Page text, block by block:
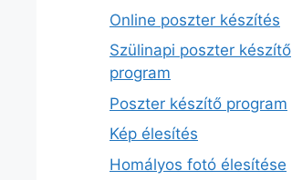
Online poszter készítés
Szülinapi poszter készítő
program
Poszter készítő program
Kép élesítés
Homályos fotó élesítése